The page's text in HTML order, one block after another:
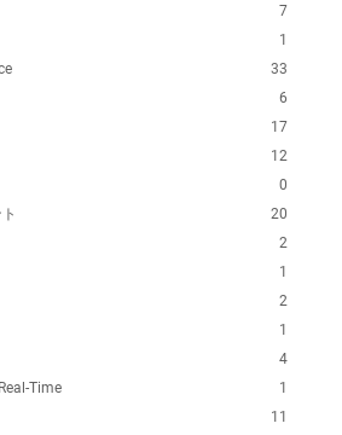
7
1
33
6
17
12
0
20
2
1
2
1
4
1
Time
11